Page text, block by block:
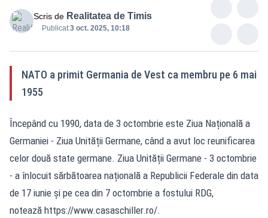
Scris de Realitatea de Timis
Publicat:3 oct. 2025, 10:18
NATO a primit Germania de Vest ca membru pe 6 mai
1955
Începând cu 1990, data de 3 octombrie este Ziua Națională a
Germaniei - Ziua Unității Germane, când a avut loc reunificarea
celor două state germane. Ziua Unității Germane - 3 octombrie
- a înlocuit sărbătoarea națională a Republicii Federale din data
de 17 iunie și pe cea din 7 octombrie a fostului RDG,
notează https://www.casaschiller.ro/.